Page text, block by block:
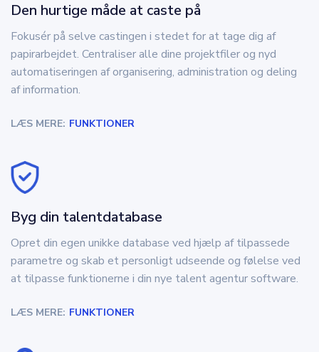
Den hurtige måde at caste på
Fokusér på selve castingen i stedet for at tage dig af
papirarbejdet. Centraliser alle dine projektfiler og nyd
automatiseringen af organisering, administration og deling
af information.
LÆS MERE: FUNKTIONER
Byg din talentdatabase
Opret din egen unikke database ved hjælp af tilpassede
parametre og skab et personligt udseende og følelse ved
at tilpasse funktionerne i din nye talent agentur software.
LÆS MERE: FUNKTIONER